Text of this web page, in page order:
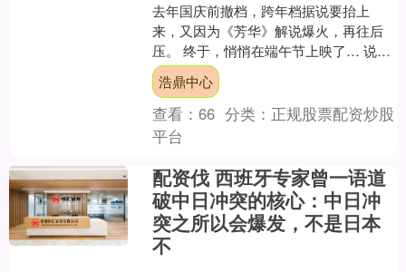
去年国庆前撤档，跨年档据说要抬上
来，又因为《芳华》解说爆火，再往后
压。 终于，悄悄在端午节上映了… 说不
期待这部电影，那肯定是假的，它的电
视剧版，是我心目中的神....
浩鼎中心
查看：66 分类： 正规股票配资炒股
平台
配资伐 西班牙专家曾一语道
破中日冲突的核心：中日冲
突之所以会爆发，不是日本
不